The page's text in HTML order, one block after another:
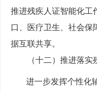
推进残疾人证智能化工
口、医疗卫生、社会保
据互联共享。
（十二）推进落实
进一步发挥个性化